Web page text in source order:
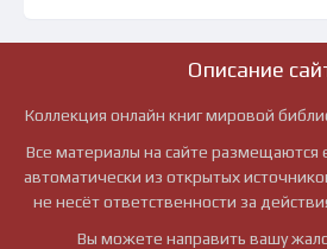
Описание
Коллекция онлайн книг мировой
Все материалы на сайте размещаются
автоматически из открытых
не несёт ответственности за
Вы можете направить вашу